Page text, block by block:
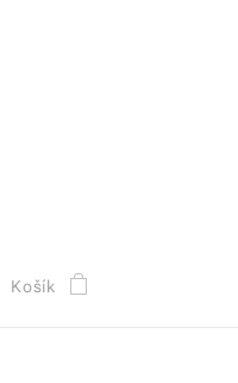
Košík